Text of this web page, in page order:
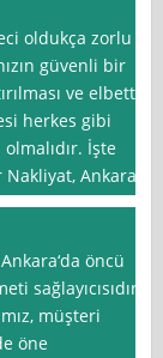
oldukça zorlu
güvenli bir
ve elbette
herkes gibi
İşte
Ankara
öncü
sağlayıcısıdır.
müşteri
öne